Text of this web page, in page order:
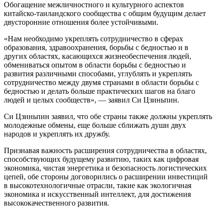
Обогащение межличностного и культурного аспектов
китайско-таиландского сообщества с общим будущим делает
двусторонние отношения более устойчивыми.
«Нам необходимо укреплять сотрудничество в сферах
образования, здравоохранения, борьбы с бедностью и в
других областях, касающихся жизнеобеспечения людей,
обмениваться опытом в области борьбы с бедностью и
развития различными способами, углублять и укреплять
сотрудничество между двумя странами в области борьбы с
бедностью и делать больше практических шагов на благо
людей и целых сообществ», — заявил Си Цзиньпин.
Си Цзиньпин заявил, что обе страны также должны укреплять
молодежные обмены, еще больше сближать души двух
народов и укреплять их дружбу.
Признавая важность расширения сотрудничества в областях,
способствующих будущему развитию, таких как цифровая
экономика, чистая энергетика и безопасность логистических
цепей, обе стороны договорились о расширении инвестиций
в высокотехнологичные отрасли, такие как экологичная
экономика и искусственный интеллект, для достижения
высококачественного развития.